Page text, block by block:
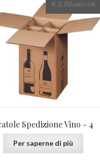
Spedizione Vino - 4
€2,70 netto IVA
Per saperne di più